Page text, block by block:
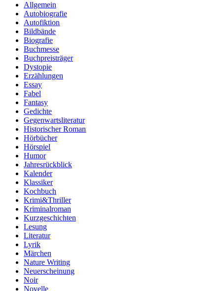
Allgemein
Autobiografie
Autofiktion
Bildbände
Biografie
Buchmesse
Buchpreisträger
Dystopie
Erzählungen
Essay
Fabel
Fantasy
Gedichte
Gegenwartsliteratur
Historischer Roman
Hörbücher
Hörspiel
Humor
Jahresrückblick
Kalender
Klassiker
Kochbuch
Krimi&Thriller
Kriminalroman
Kurzgeschichten
Lesung
Literatur
Lyrik
Märchen
Nature Writing
Neuerscheinung
Noir
Novelle